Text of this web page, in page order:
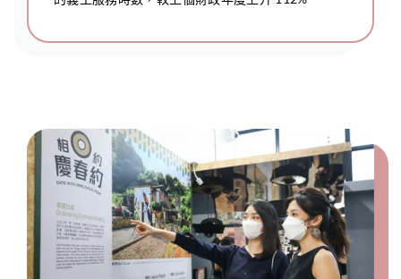
6
7
0
7
8
1
5
6
9
5
6
9
5
6
7
8
6
7
8
9
9
0
1
2